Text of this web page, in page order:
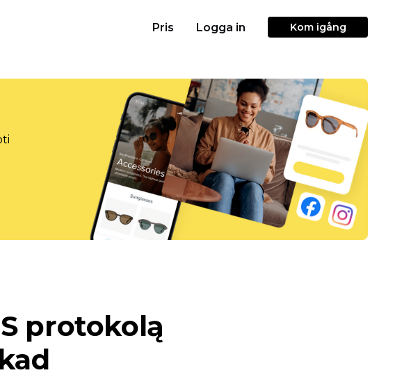
Pris Logga in Kom igång
protokolą